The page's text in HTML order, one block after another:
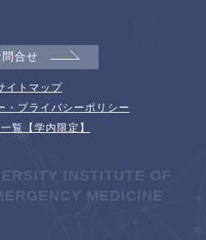
問合せ
イトマップ
・プライバシーポリシー
覧【学内限定】
INSTITUTE OF
MEDICINE